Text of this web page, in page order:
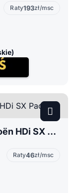
Raty193zł/msc
Citroen C4 Picasso I 1.6 Citroën HDi SX Pack
Raty46zł/msc